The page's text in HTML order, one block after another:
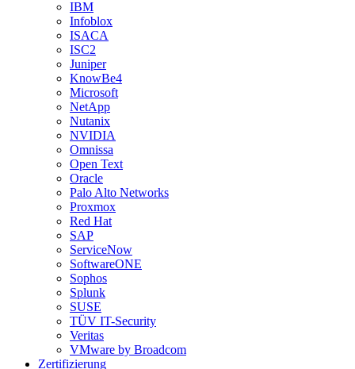
IBM
Infoblox
ISACA
ISC2
Juniper
KnowBe4
Microsoft
NetApp
Nutanix
NVIDIA
Omnissa
Open Text
Oracle
Palo Alto Networks
Proxmox
Red Hat
SAP
ServiceNow
SoftwareONE
Sophos
Splunk
SUSE
TÜV IT-Security
Veritas
VMware by Broadcom
Zertifizierung